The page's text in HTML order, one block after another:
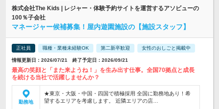
株式会社The Kids | レジャー・体験予約サイトを運営するアソビューの
100％子会社
マネージャー候補募集！屋内遊園施設の【施設スタッフ】
正社員 職種・業種未経験OK 第二新卒歓迎 女性のおしごと掲載中
情報更新日：2026/07/21 終了予定日：2026/09/21
最高の笑顔と「また来ようね！」を生み出す仕事。全国70拠点と成長
を続ける当社で活躍しませんか？
勤務地
★東京・大阪・中国・四国で積極採用 全国に勤務地あり！希
望するエリアを考慮します。 近隣エリアの店…